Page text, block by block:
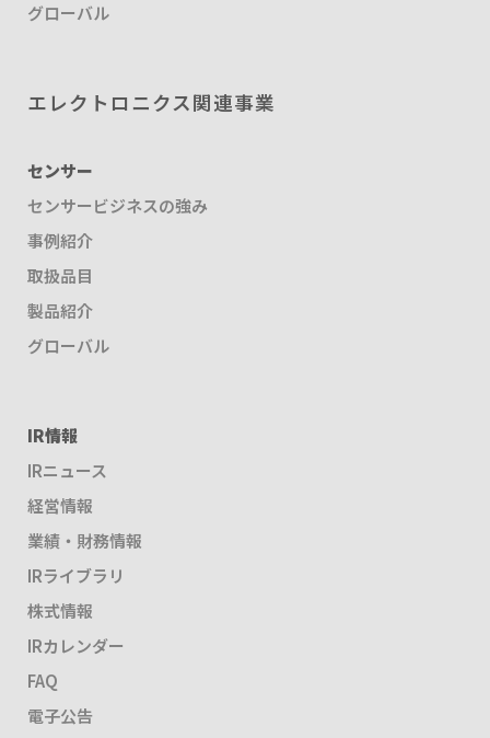
グローバル
エレクトロニクス関連事業
センサー
センサービジネスの強み
事例紹介
取扱品目
製品紹介
グローバル
IR情報
IRニュース
経営情報
業績・財務情報
IRライブラリ
株式情報
IRカレンダー
FAQ
電子公告